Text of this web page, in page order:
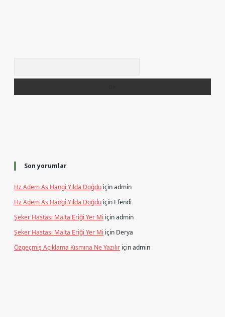
Son yorumlar
Hz Adem As Hangi Yılda Doğdu içinadmin
Hz Adem As Hangi Yılda Doğdu için Efendi
Şeker Hastası Malta Eriği Yer Mi içinadmin
Şeker Hastası Malta Eriği Yer Mi için Derya
Özgeçmiş Açıklama Kısmına Ne Yazılır içinadmin